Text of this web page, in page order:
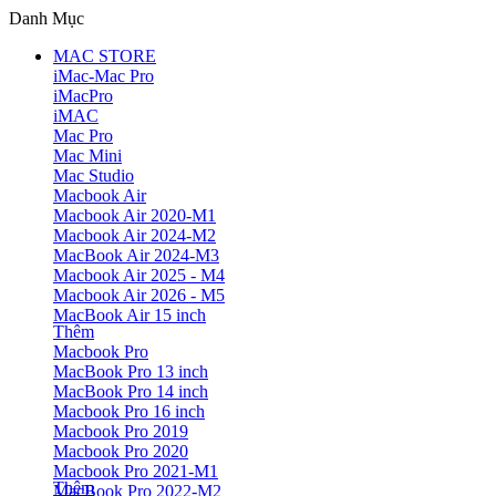
Danh Mục
MAC STORE
iMac-Mac Pro
iMacPro
iMAC
Mac Pro
Mac Mini
Mac Studio
Macbook Air
Macbook Air 2020-M1
Macbook Air 2024-M2
MacBook Air 2024-M3
Macbook Air 2025 - M4
Macbook Air 2026 - M5
MacBook Air 15 inch
Thêm
Macbook Pro
MacBook Pro 13 inch
MacBook Pro 14 inch
Macbook Pro 16 inch
Macbook Pro 2019
Macbook Pro 2020
Macbook Pro 2021-M1
MacBook Pro 2022-M2
Thêm